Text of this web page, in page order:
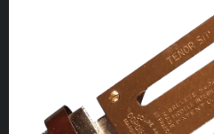
KONTAKT